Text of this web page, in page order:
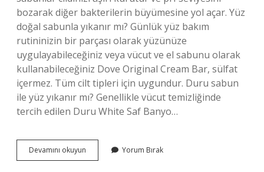
bozarak diğer bakterilerin büyümesine yol açar. Yüz
doğal sabunla yıkanır mı? Günlük yüz bakım
rutininizin bir parçası olarak yüzünüze
uygulayabileceğiniz veya vücut ve el sabunu olarak
kullanabileceğiniz Dove Original Cream Bar, sülfat
içermez. Tüm cilt tipleri için uygundur. Duru sabun
ile yüz yıkanır mı? Genellikle vücut temizliğinde
tercih edilen Duru White Saf Banyo…
Devamını okuyun
Hangi
Yorum Bırak